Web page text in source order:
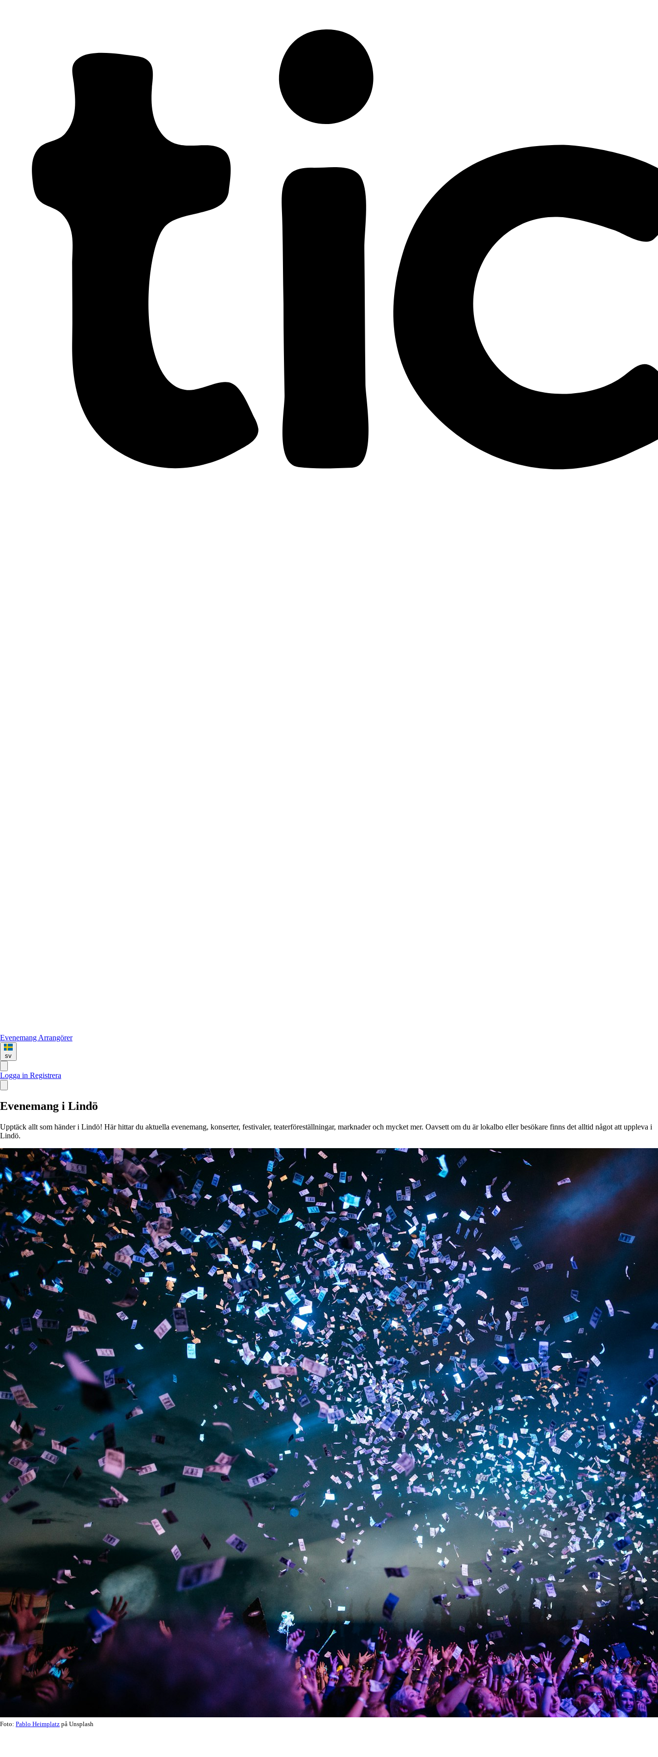
Evenemang Arrangörer
sv
Logga in Registrera
Evenemang i Lindö
Upptäck allt som händer i Lindö! Här hittar du aktuella evenemang, konserter, festivaler, teaterföreställningar, marknader och mycket mer. Oavsett om du är lokalbo eller besökare finns det alltid något att uppleva i
Lindö.
Foto: Pablo Heimplatz på Unsplash